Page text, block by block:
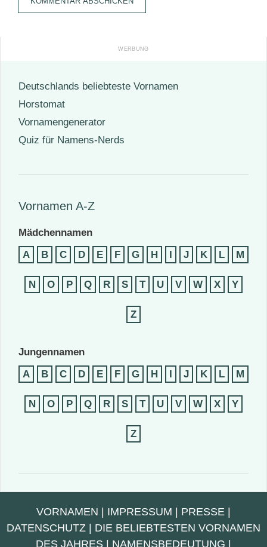
Deutschlands beliebteste Vornamen
Horstomat
Vornamengenerator
Quiz für Namens-Nerds
Vornamen A-Z
Mädchennamen
A
B C D E F G H I J K L M
N O P Q R S T U V W X Y
Z
Jungennamen
A
B C D E F G H I J K L M
N O P Q R S T U V W X Y
Z
VORNAMEN | IMPRESSUM | PRESSE |
DATENSCHUTZ | DIE BELIEBTESTEN VORNAMEN
DES JAHRES | NAMENSBEDEUTUNG |